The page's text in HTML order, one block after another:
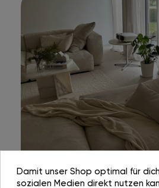
Damit unser Shop optimal für
sozialen Medien direkt nutzen